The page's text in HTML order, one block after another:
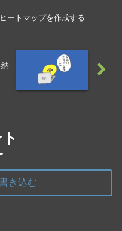
ートマップを作成する
き込む